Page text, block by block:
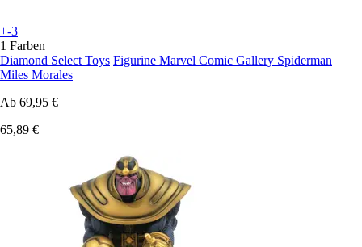
+-3
1 Farben
Diamond Select Toys Figurine Marvel Comic Gallery Spiderman
Miles Morales
Ab 69,95 €
65,89 €